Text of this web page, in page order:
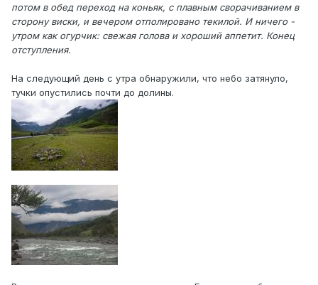
потом в обед переход на коньяк, с плавным сворачиванием в
сторону виски, и вечером отполировано текилой. И ничего -
утром как огурчик: свежая голова и хороший аппетит. Конец
отступления.
На следующий день с утра обнаружили, что небо затянуло,
тучки опустились почти до долины.